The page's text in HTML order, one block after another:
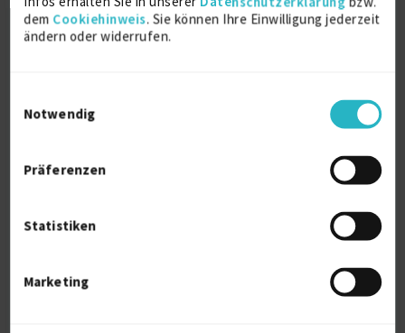
dem Cookiehinweis. Sie können Ihre Einwilligung jederzeit
ändern oder widerrufen.
Notwendig
Präferenzen
Statistiken
Marketing
NgRx
RxJs
Verfügbarkeit einsehen
Angular Frontend Architekt/Senior/Lead